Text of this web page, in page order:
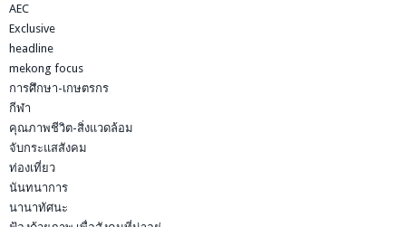
AEC
Exclusive
headline
mekong focus
การศึกษา-เกษตรกร
กีฬา
คุณภาพชีวิต-สิ่งแวดล้อม
จับกระแสสังคม
ท่องเที่ยว
นันทนาการ
นานาทัศนะ